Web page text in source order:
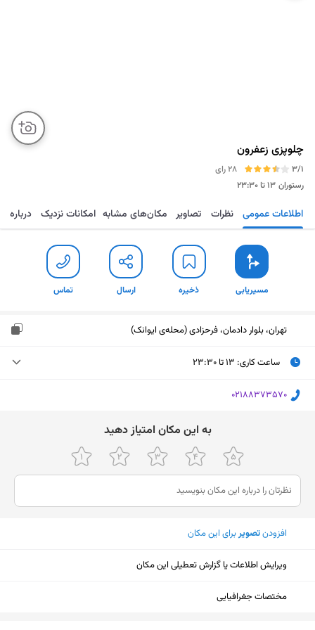
چلوپزی زعفرون
3/1
28 رای
رستوران ۱۳ تا ۲۳:۳۰
مسیریابی ذخیره ارسال تماس اطلاعات عمومی نظرات تصاویر مکان‌های مشابه امکانات نزدیک درباره
مسیریابی ذخیره ارسال تماس
تهران، بلوار دادمان، فرحزادی (محله‌ی ایوانک)
ساعت کاری: ۱۳ تا ۲۳:۳۰
پنجشنبه (امروز)
یکشنبه
۱۳ تا ۲۳:۳۰
دوشنبه
۱۳ تا ۲۳:۳۰
سه‌شنبه
چهارشنبه
‎02188373570
ﺑﻪ اﯾﻦ ﻣﮑﺎن اﻣﺘﯿﺎز دﻫﯿﺪ
افزودنتصویربرای این مکان
ویرایش اطلاعات یا گزارش تعطیلی این مکان
مختصات جغرافیایی